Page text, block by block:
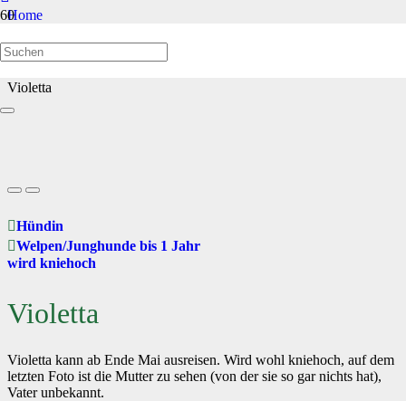
Home
Welpen/Junghunde bis 1 Jahr
Violetta
Hündin
Welpen/Junghunde bis 1 Jahr
wird kniehoch
Violetta
Violetta kann ab Ende Mai ausreisen. Wird wohl kniehoch, auf dem
letzten Foto ist die Mutter zu sehen (von der sie so gar nichts hat),
Vater unbekannt.